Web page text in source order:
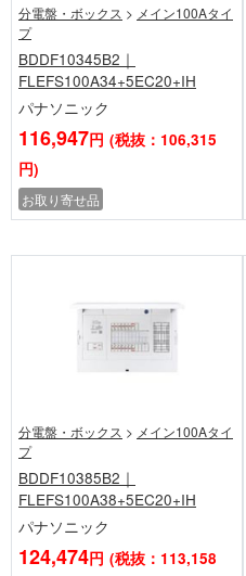
分電盤・ボックス > メイン100Aタイ
プ
BDDF10345B2｜
FLEFS100A34+5EC20+IH
パナソニック
116,947円 (税抜：106,315
円)
お取り寄せ品
分電盤・ボックス > メイン100Aタイ
プ
BDDF10385B2｜
FLEFS100A38+5EC20+IH
パナソニック
124,474円 (税抜：113,158